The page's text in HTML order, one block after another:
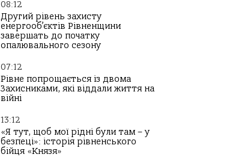
08:12
Другий рівень захисту
енергооб’єктів Рівненщини
завершать до початку
опалювального сезону
07:12
Рівне попрощається із двома
Захисниками, які віддали життя на
війні
13:12
«Я тут, щоб мої рідні були там – у
безпеці»: історія рівненського
бійця «Князя»